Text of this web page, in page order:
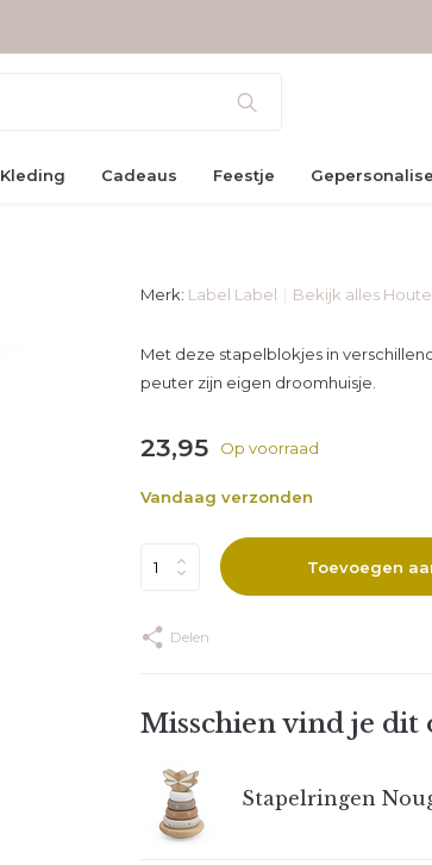
vandaag verzonden
Kleding Cadeaus Feestje
Merk: Label Label Bekijk alles
Met deze stapelblokjes in
peuter zijn eigen droomhuisje.
23,95 Op voorraad
Vandaag verzonden
Toevoegen
Delen
Misschien vind je dit
Stapelringen